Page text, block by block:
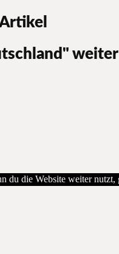
du die Website weiter